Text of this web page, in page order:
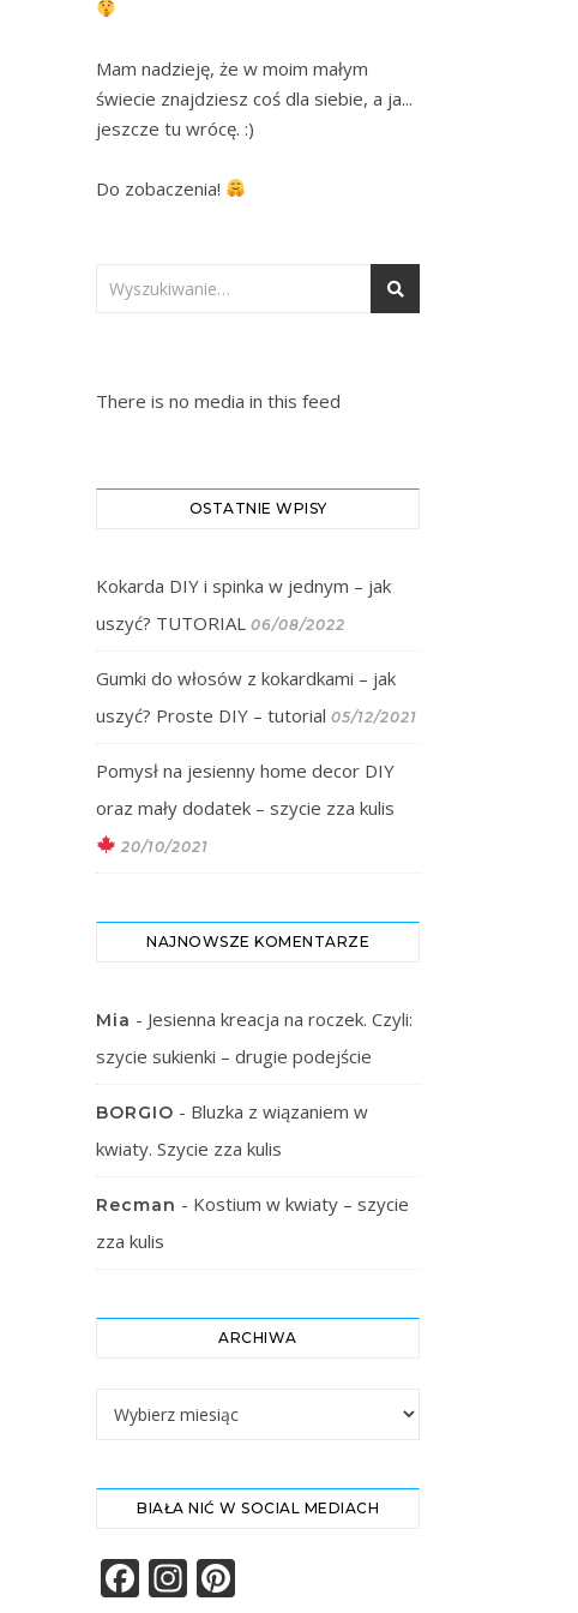
Mam nadzieję, że w moim małym
świecie znajdziesz coś dla siebie, a ja...
jeszcze tu wrócę. :)
Do zobaczenia!
There is no media in this feed
OSTATNIE WPISY
Kokarda DIY i spinka w jednym – jak
uszyć? TUTORIAL 06/08/2022
Gumki do włosów z kokardkami – jak
uszyć? Proste DIY – tutorial 05/12/2021
Pomysł na jesienny home decor DIY
oraz mały dodatek – szycie zza kulis
20/10/2021
NAJNOWSZE KOMENTARZE
Mia - Jesienna kreacja na roczek. Czyli:
szycie sukienki – drugie podejście
BORGIO - Bluzka z wiązaniem w
kwiaty. Szycie zza kulis
Recman - Kostium w kwiaty – szycie
zza kulis
ARCHIWA
BIAŁA NIĆ W SOCIAL MEDIACH
Facebook
Instagram